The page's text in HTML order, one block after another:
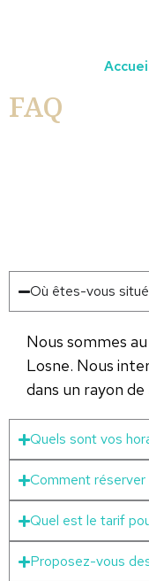
FAQ
Où êtes-vous
Nous sommes
Losne. Nous
dans un rayon
Quels sont vos
Comment réserver
Quel est le tarif
Proposez-vous